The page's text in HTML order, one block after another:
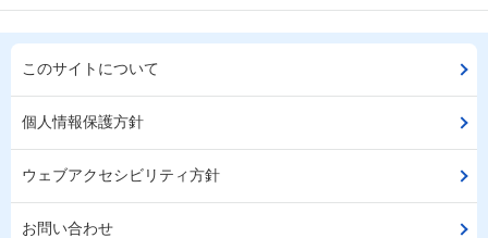
このサイトについて
個人情報保護方針
ウェブアクセシビリティ方針
お問い合わせ